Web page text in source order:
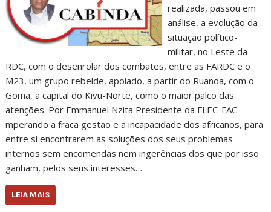
realizada, passou em
análise, a evolução da
situação político-
militar, no Leste da
RDC, com o desenrolar dos combates, entre as FARDC e o
M23, um grupo rebelde, apoiado, a partir do Ruanda, com o
Goma, a capital do Kivu-Norte, como o maior palco das
atenções. Por Emmanuel Nzita Presidente da FLEC-FAC
mperando a fraca gestão e a incapacidade dos africanos, para
entre si encontrarem as soluções dos seus problemas
internos sem encomendas nem ingerências dos que por isso
ganham, pelos seus interesses…
LEIA MAIS